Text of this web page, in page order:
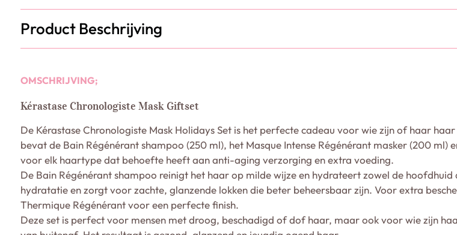
Product Beschrijving
OMSCHRIJVING;
Kérastase Chronologiste Mask Giftset
De Kérastase Chronologiste Mask Holidays Set is het perfecte cadeau voor wie zijn of haar
bevat de Bain Régénérant shampoo (250 ml), het Masque Intense Régénérant masker (200 ml)
voor elk haartype dat behoefte heeft aan anti-aging verzorging en extra voeding.
De Bain Régénérant shampoo reinigt het haar op milde wijze en hydrateert zowel de
hydratatie en zorgt voor zachte, glanzende lokken die beter beheersbaar zijn. Voor extra
Thermique Régénérant voor een perfecte finish.
Deze set is perfect voor mensen met droog, beschadigd of dof haar, maar ook voor wie zijn